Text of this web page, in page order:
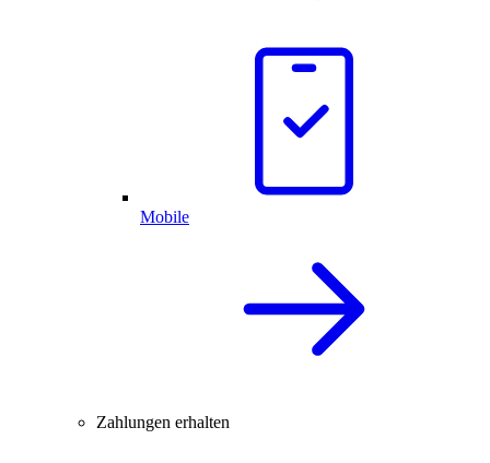
Mobile
Zahlungen erhalten